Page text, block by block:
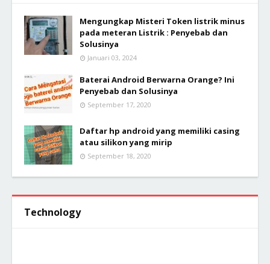
Mengungkap Misteri Token listrik minus
pada meteran Listrik : Penyebab dan
Solusinya
Januari 03, 2024
Baterai Android Berwarna Orange? Ini
Penyebab dan Solusinya
September 17, 2020
Daftar hp android yang memiliki casing
atau silikon yang mirip
September 18, 2020
Technology